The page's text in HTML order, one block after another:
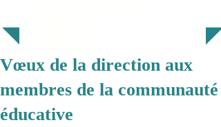
Vœux de la direction aux
membres de la communauté
éducative